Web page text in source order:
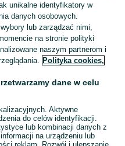
unikalne identyfikatory w
danych osobowych.
lub zarządzać nimi,
na stronie polityki
naszym partnerom i
Polityka cookies,
dane w celu
Aktywne
do celów identyfikacji.
lub kombinacji danych z
na urządzeniu lub